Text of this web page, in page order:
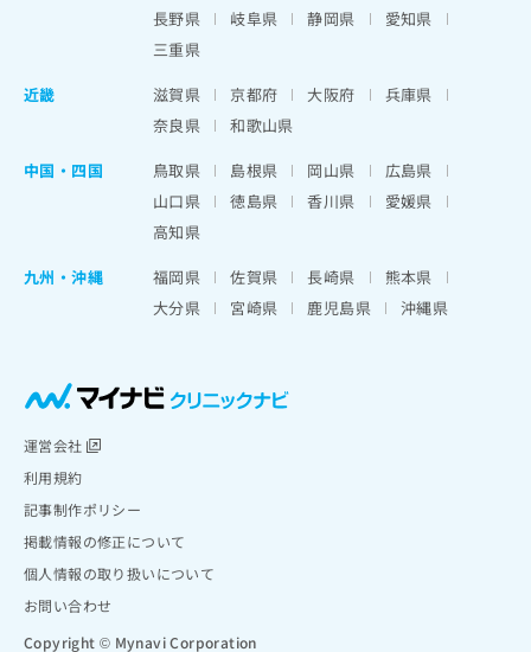
長野県
岐阜県 静岡県
愛知県
三重県
近畿
滋賀県 京都府 大阪府
兵庫県
奈良県
和歌山県
中国・四国
鳥取県 島根県 岡山県
広島県
山口県
徳島県 香川県
愛媛県
高知県
九州・沖縄
福岡県 佐賀県 長崎県
熊本県
大分県
宮崎県 鹿児島県 沖縄県
運営会社
利用規約
記事制作ポリシー
掲載情報の修正について
個人情報の取り扱いについて
お問い合わせ
Copyright © Mynavi Corporation